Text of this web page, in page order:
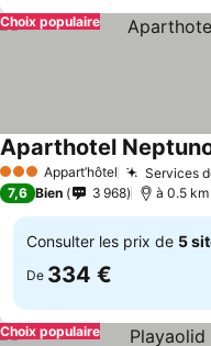
Choix populaire
3 ÉtoilesAppart’hôtel Services
Aparthotel
7,6 Bien 3 968 à 0.5
Consulter les prix de 5
De 334 €
Choix populaire